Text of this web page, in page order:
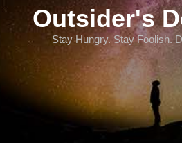
Outsider's
Stay Hungry. Stay Foolish.